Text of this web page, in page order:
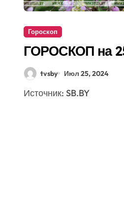
Гороскоп
ГОРОСКОП на
tvsby Июл 25, 2024
Источник: SB.BY